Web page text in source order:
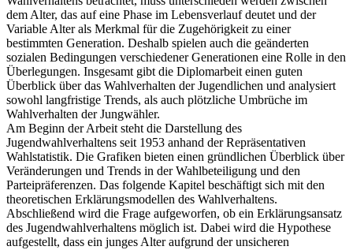
dem Alter, das auf eine Phase im Lebensverlauf deutet und der
Variable Alter als Merkmal für die Zugehörigkeit zu einer
bestimmten Generation. Deshalb spielen auch die geänderten
sozialen Bedingungen verschiedener Generationen eine Rolle in den
Überlegungen. Insgesamt gibt die Diplomarbeit einen guten
Überblick über das Wahlverhalten der Jugendlichen und analysiert
sowohl langfristige Trends, als auch plötzliche Umbrüche im
Wahlverhalten der Jungwähler.
Am Beginn der Arbeit steht die Darstellung des
Jugendwahlverhaltens seit 1953 anhand der Repräsentativen
Wahlstatistik. Die Grafiken bieten einen gründlichen Überblick über
Veränderungen und Trends in der Wahlbeteiligung und den
Parteipräferenzen. Das folgende Kapitel beschäftigt sich mit den
theoretischen Erklärungsmodellen des Wahlverhaltens.
Abschließend wird die Frage aufgeworfen, ob ein Erklärungsansatz
des Jugendwahlverhaltens möglich ist. Dabei wird die Hypothese
aufgestellt, dass ein junges Alter aufgrund der unsicheren